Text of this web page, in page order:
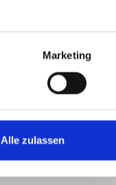
Marketing
Alle zulassen